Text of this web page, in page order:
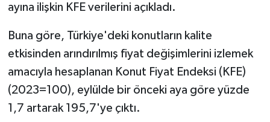
ayına ilişkin KFE verilerini açıkladı.
Buna göre, Türkiye'deki konutların kalite
etkisinden arındırılmış fiyat değişimlerini izlemek
amacıyla hesaplanan Konut Fiyat Endeksi (KFE)
(2023=100), eylülde bir önceki aya göre yüzde
1,7 artarak 195,7'ye çıktı.